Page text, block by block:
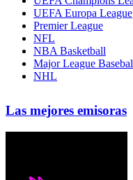
UEFA Europa League
Premier League
NFL
NBA Basketball
Major League
NHL
Las mejores emisoras